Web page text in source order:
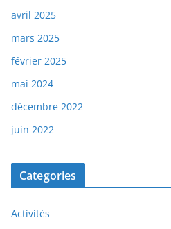
avril 2025
mars 2025
février 2025
mai 2024
décembre 2022
juin 2022
Categories
Activités